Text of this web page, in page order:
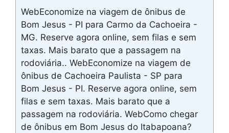
WebEconomize na viagem de ônibus de
Bom Jesus - PI para Carmo da Cachoeira -
MG. Reserve agora online, sem filas e sem
taxas. Mais barato que a passagem na
rodoviária.. WebEconomize na viagem de
ônibus de Cachoeira Paulista - SP para
Bom Jesus - PI. Reserve agora online, sem
filas e sem taxas. Mais barato que a
passagem na rodoviária. WebComo chegar
de ônibus em Bom Jesus do Itabapoana?